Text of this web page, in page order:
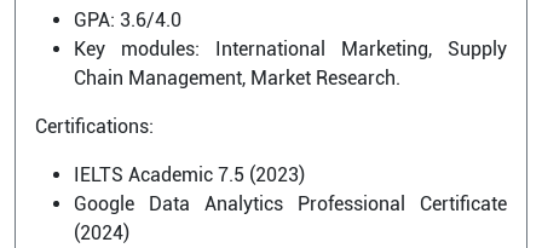
GPA: 3.6/4.0
Key modules: International Marketing, Supply
Chain Management, Market Research.
Certifications:
IELTS Academic 7.5 (2023)
Google Data Analytics Professional Certificate
(2024)